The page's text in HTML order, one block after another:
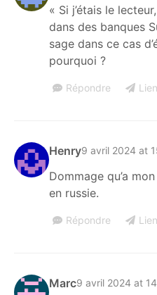
« Si j’étais le
dans des banques
sage dans ce cas
pourquoi ?
Répondre Lien
Henry9 avril 2024 at
Dommage qu’a
en russie.
Répondre Lien
Marc9 avril 2024 at